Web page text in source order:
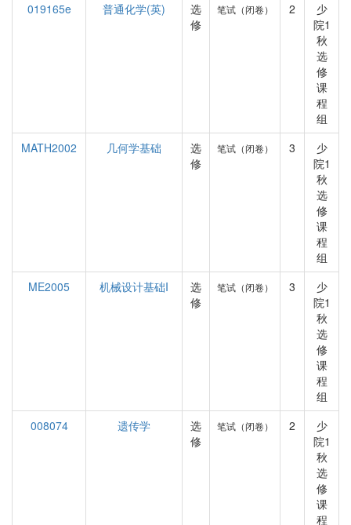
019165e
普通化学(英)
选
修
笔试（闭卷） 2
少
院1
秋
选
修
课
程
组
MATH2002
几何学基础
选
修
笔试（闭卷） 3
少
院1
秋
选
修
课
程
组
ME2005
机械设计基础I
选
修
笔试（闭卷） 3
少
院1
秋
选
修
课
程
组
008074
遗传学
选
修
笔试（闭卷） 2
少
院1
秋
选
修
课
程